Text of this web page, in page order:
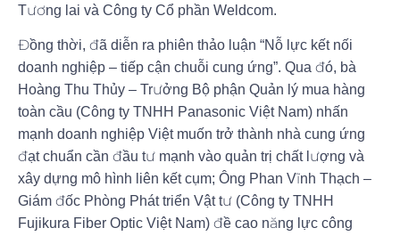
Tương lai và Công ty Cổ phần Weldcom.
Đồng thời, đã diễn ra phiên thảo luận “Nỗ lực kết nối
doanh nghiệp – tiếp cận chuỗi cung ứng”. Qua đó, bà
Hoàng Thu Thủy – Trưởng Bộ phận Quản lý mua hàng
toàn cầu (Công ty TNHH Panasonic Việt Nam) nhấn
mạnh doanh nghiệp Việt muốn trở thành nhà cung ứng
đạt chuẩn cần đầu tư mạnh vào quản trị chất lượng và
xây dựng mô hình liên kết cụm; Ông Phan Vĩnh Thạch –
Giám đốc Phòng Phát triển Vật tư (Công ty TNHH
Fujikura Fiber Optic Việt Nam) đề cao năng lực công